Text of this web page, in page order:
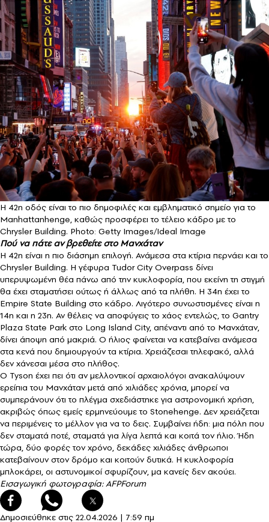
Η 42η οδός είναι το πιο δημοφιλές και εμβληματικό σημείο για το
Manhattanhenge, καθώς προσφέρει το τέλειο κάδρο με το
Chrysler Building. Photo: Getty Images/Ideal Image
Πού να πάτε αν βρεθείτε στο Μανχάταν
Η 42η είναι η πιο διάσημη επιλογή. Ανάμεσα στα κτίρια περνάει και το
Chrysler Building. Η γέφυρα Tudor City Overpass δίνει
υπερυψωμένη θέα πάνω από την κυκλοφορία, που εκείνη τη στιγμή
θα έχει σταματήσει ούτως ή άλλως από τα πλήθη. Η 34η έχει το
Empire State Building στο κάδρο. Λιγότερο συνωστισμένες είναι η
14η και η 23η. Αν θέλεις να αποφύγεις το χάος εντελώς, το Gantry
Plaza State Park στο Long Island City, απέναντι από το Μανχάταν,
δίνει άποψη από μακριά. Ο ήλιος φαίνεται να κατεβαίνει ανάμεσα
στα κενά που δημιουργούν τα κτίρια. Χρειάζεσαι τηλεφακό, αλλά
δεν χάνεσαι μέσα στο πλήθος.
Ο Tyson έχει πει ότι αν μελλοντικοί αρχαιολόγοι ανακαλύψουν
ερείπια του Μανχάταν μετά από χιλιάδες χρόνια, μπορεί να
συμπεράνουν ότι το πλέγμα σχεδιάστηκε για αστρονομική χρήση,
ακριβώς όπως εμείς ερμηνεύουμε το Stonehenge. Δεν χρειάζεται
να περιμένεις το μέλλον για να το δεις. Συμβαίνει ήδη: μια πόλη που
δεν σταματά ποτέ, σταματά για λίγα λεπτά και κοιτά τον ήλιο. Ήδη
τώρα, δύο φορές τον χρόνο, δεκάδες χιλιάδες άνθρωποι
κατεβαίνουν στον δρόμο και κοιτούν δυτικά. Η κυκλοφορία
μπλοκάρει, οι αστυνομικοί σφυρίζουν, μα κανείς δεν ακούει.
Eισαγωγική φωτογραφία: AFPForum
Δημοσιεύθηκε στις 22.04.2026 | 7:59 πμ